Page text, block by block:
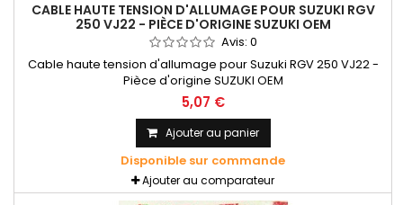
CABLE HAUTE TENSION D'ALLUMAGE POUR SUZUKI RGV
250 VJ22 - PIÈCE D'ORIGINE SUZUKI OEM
Avis: 0
Cable haute tension d'allumage pour Suzuki RGV 250 VJ22 -
Pièce d'origine SUZUKI OEM
5,07 €
Ajouter au panier
Disponible sur commande
Ajouter au comparateur